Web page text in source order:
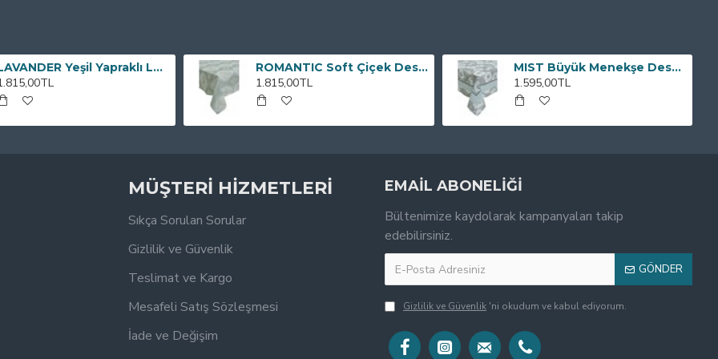
LAVANDER Yeşil Yapraklı Lavanta Desenli Lila 160x220 cm Masa Örtüsü ROMANTIC Soft Çiçek Desenli Gri Beyaz 160x220 cm Masa Örtüsü
1.815,00TL
MIST Büyük Menekşe Desenli Bordürlü Gri Beyaz 150x150 cm Masa Örtüsü
1.595,00TL
MÜŞTERİ HİZMETLERİ
Sıkça Sorulan Sorular
Gizlilik ve Güvenlik
Teslimat ve Kargo
Mesafeli Satış Sözleşmesi
İade ve Değişim
EMAİL ABONELİĞİ
Bültenimize kaydolarak kampanyaları takip
edebilirsiniz.
GÖNDER
Gizlilik ve Güvenlik 'ni okudum ve kabul ediyorum.